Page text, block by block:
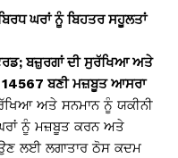
e ਘਰਾਂ ਨੂੰ ਬਿਹਤਰ ਸਹੂਲਤਾਂ
ਬਜ਼ੁਰਗਾਂ ਦੀ ਸੁਰੱਖਿਆ ਅਤੇ
ਬਣੀ ਮਜ਼ਬੂਤ ਆਸਰਾ
ਅਤੇ ਸਨਮਾਨ ਨੂੰ ਯਕੀਨੀ
ਨੂੰ ਮਜ਼ਬੂਤ ਕਰਨ ਅਤੇ
ਲਈ ਲਗਾਤਾਰ ਠੋਸ ਕਦਮ